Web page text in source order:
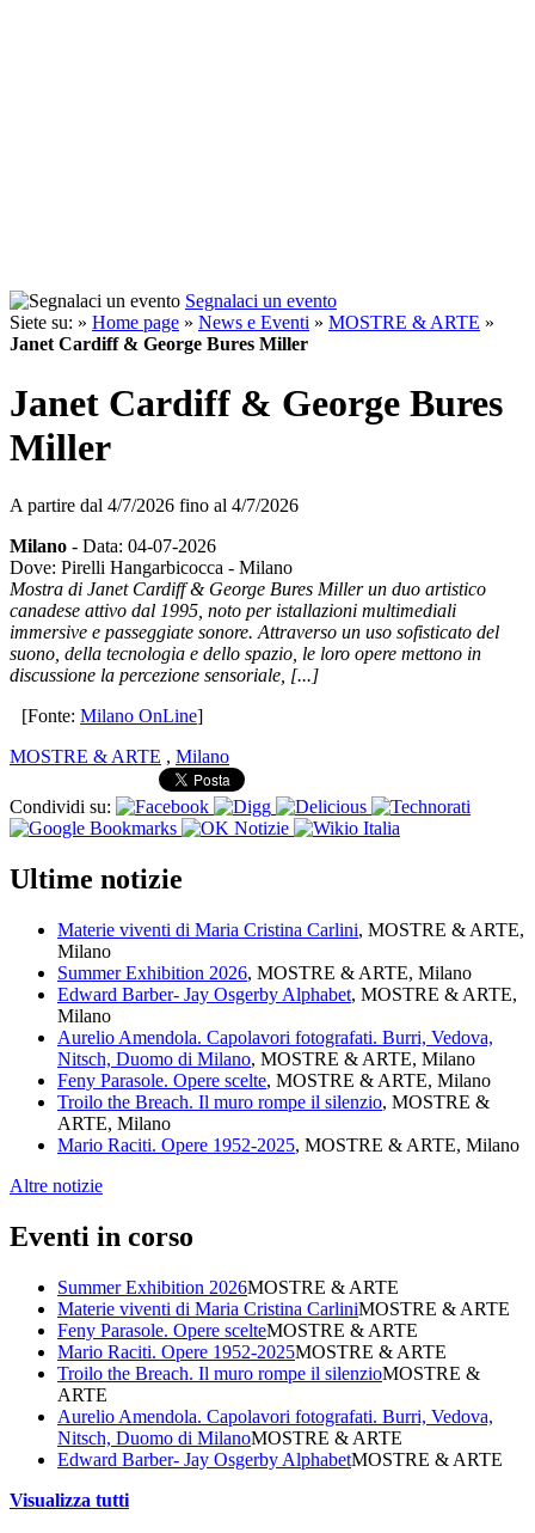
Segnalaci un evento
Siete su: » Home page » News e Eventi » MOSTRE & ARTE »
Janet Cardiff & George Bures Miller
Janet Cardiff & George Bures
Miller
A partire dal 4/7/2026 fino al 4/7/2026
Milano - Data: 04-07-2026
Dove: Pirelli Hangarbicocca - Milano
Mostra di Janet Cardiff & George Bures Miller un duo artistico
canadese attivo dal 1995, noto per istallazioni multimediali
immersive e passeggiate sonore. Attraverso un uso sofisticato del
suono, della tecnologia e dello spazio, le loro opere mettono in
discussione la percezione sensoriale, [...]
[Fonte: Milano OnLine]
MOSTRE & ARTE , Milano
Condividi su:
Ultime notizie
Materie viventi di Maria Cristina Carlini, MOSTRE & ARTE,
Milano
Summer Exhibition 2026, MOSTRE & ARTE, Milano
Edward Barber- Jay Osgerby Alphabet, MOSTRE & ARTE,
Milano
Aurelio Amendola. Capolavori fotografati. Burri, Vedova,
Nitsch, Duomo di Milano, MOSTRE & ARTE, Milano
Feny Parasole. Opere scelte, MOSTRE & ARTE, Milano
Troilo the Breach. Il muro rompe il silenzio, MOSTRE &
ARTE, Milano
Mario Raciti. Opere 1952-2025, MOSTRE & ARTE, Milano
Altre notizie
Eventi in corso
Summer Exhibition 2026MOSTRE & ARTE
Materie viventi di Maria Cristina CarliniMOSTRE & ARTE
Feny Parasole. Opere scelteMOSTRE & ARTE
Mario Raciti. Opere 1952-2025MOSTRE & ARTE
Troilo the Breach. Il muro rompe il silenzioMOSTRE &
ARTE
Aurelio Amendola. Capolavori fotografati. Burri, Vedova,
Nitsch, Duomo di MilanoMOSTRE & ARTE
Edward Barber- Jay Osgerby AlphabetMOSTRE & ARTE
Visualizza tutti